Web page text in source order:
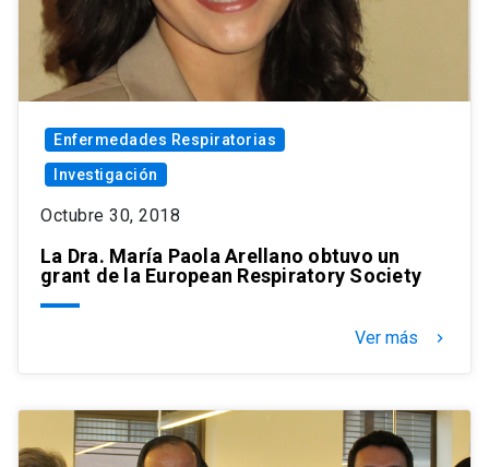
Enfermedades Respiratorias
Investigación
Octubre 30, 2018
La Dra. María Paola Arellano obtuvo un
grant de la European Respiratory Society
Ver más keyboard_arrow_right